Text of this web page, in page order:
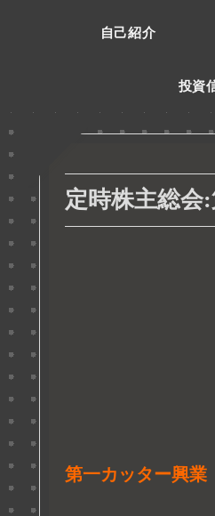
自己紹介
投資
定時株主総会
第一カッター興業